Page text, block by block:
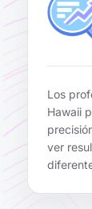
Los
Hawaii
ver